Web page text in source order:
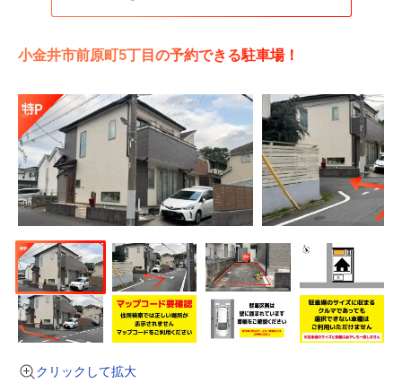
小金井市前原町5丁目の予約できる駐車場！
クリックして拡大